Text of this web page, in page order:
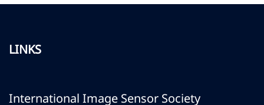
LINKS
International Image Sensor Society